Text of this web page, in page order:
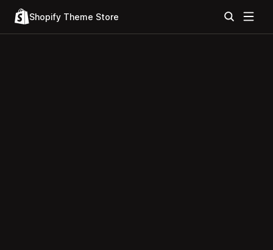
Shopify Theme Store